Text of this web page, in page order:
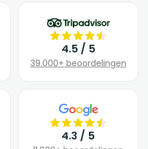
4.5 / 5
39.000+ beoordelingen
4.3 / 5